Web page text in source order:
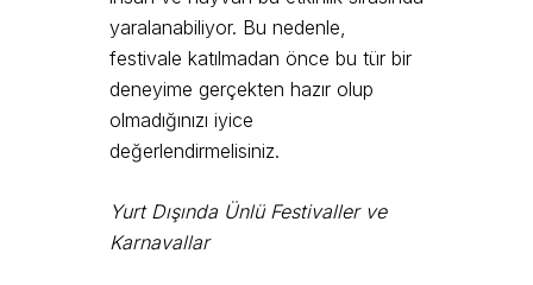
yaralanabiliyor. Bu nedenle,
festivale katılmadan önce bu tür bir
deneyime gerçekten hazır olup
olmadığınızı iyice
değerlendirmelisiniz.
Yurt Dışında Ünlü Festivaller ve
Karnavallar